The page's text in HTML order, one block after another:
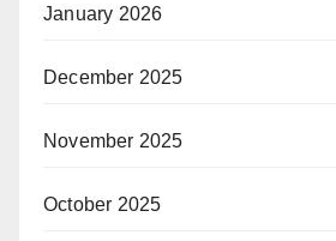
January 2026
December 2025
November 2025
October 2025